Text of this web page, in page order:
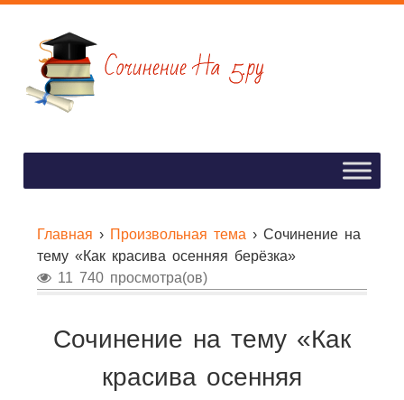
Главная › Произвольная тема › Сочинение на
тему «Как красива осенняя берёзка»
11 740 просмотра(ов)
Сочинение на тему «Как
красива осенняя